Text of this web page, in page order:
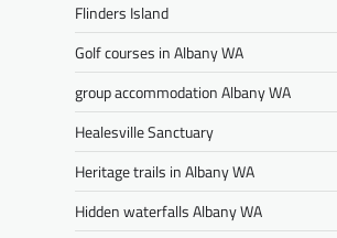
Flinders Island
Golf courses in Albany WA
group accommodation Albany WA
Healesville Sanctuary
Heritage trails in Albany WA
Hidden waterfalls Albany WA